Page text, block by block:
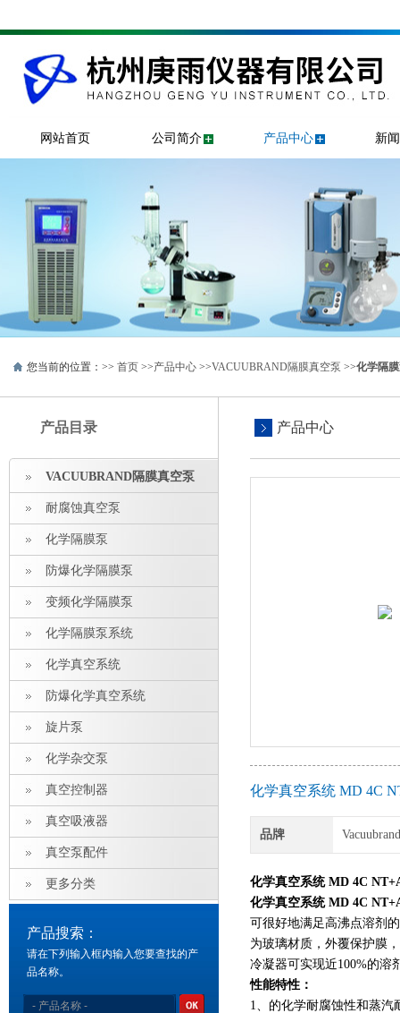
网站首页 公司简介 产品中心 新
您当前的位置：>> 首页 >>产品中心 >>VACUUBRAND隔膜真空泵 >>化学隔
产品目录
VACUUBRAND隔膜真空泵
耐腐蚀真空泵
化学隔膜泵
防爆化学隔膜泵
变频化学隔膜泵
化学隔膜泵系统
化学真空系统
防爆化学真空系统
旋片泵
化学杂交泵
真空控制器
真空吸液器
真空泵配件
更多分类
产品搜索：
请在下列输入框内输入您要查找的产
品名称。
产品中心
化学真空系统 MD 4C
品牌
化学真空系统 MD 4C
化学真空系统 MD 4C
可很好地满足高沸点溶剂
为玻璃材质，外覆保护膜
冷凝器可实现近100%的溶
性能特性：
1、的化学耐腐蚀性和蒸汽